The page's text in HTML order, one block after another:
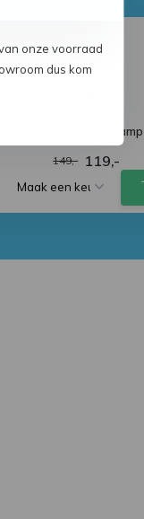
Fermob Mooon lamp
149,- 119,-
onze voorraad
dus kom